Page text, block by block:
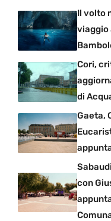
Il volto
viaggio
Cori,
di
Gaeta,
con